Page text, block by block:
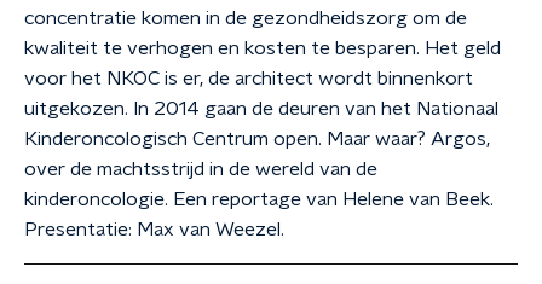
concentratie komen in de gezondheidszorg om de
kwaliteit te verhogen en kosten te besparen. Het geld
voor het NKOC is er, de architect wordt binnenkort
uitgekozen. In 2014 gaan de deuren van het Nationaal
Kinderoncologisch Centrum open. Maar waar? Argos,
over de machtsstrijd in de wereld van de
kinderoncologie. Een reportage van Helene van Beek.
Presentatie: Max van Weezel.